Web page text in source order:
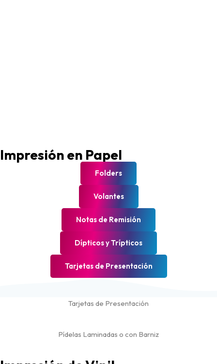
Impresión en Papel
Folders
Volantes
Notas de Remisión
Dípticos y Trípticos
Tarjetas de Presentación
Tarjetas de Presentación
Pídelas Laminadas o con Barniz